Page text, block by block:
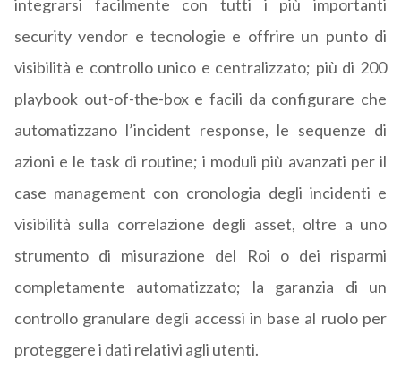
integrarsi facilmente con tutti i più importanti
security vendor e tecnologie e offrire un punto di
visibilità e controllo unico e centralizzato; più di 200
playbook out-of-the-box e facili da configurare che
automatizzano l’incident response, le sequenze di
azioni e le task di routine; i moduli più avanzati per il
case management con cronologia degli incidenti e
visibilità sulla correlazione degli asset, oltre a uno
strumento di misurazione del Roi o dei risparmi
completamente automatizzato; la garanzia di un
controllo granulare degli accessi in base al ruolo per
proteggere i dati relativi agli utenti.